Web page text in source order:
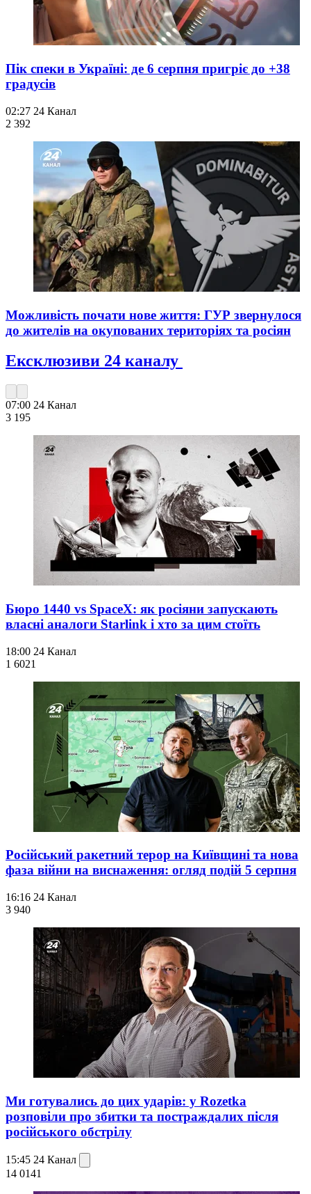
Пік спеки в Україні: де 6 серпня пригріє до +38
градусів
02:27 24 Канал
2 392
Можливість почати нове життя: ГУР звернулося
до жителів на окупованих територіях та росіян
Ексклюзиви 24 каналу
07:00 24 Канал
3 195
Бюро 1440 vs SpaceX: як росіяни запускають
власні аналоги Starlink і хто за цим стоїть
18:00 24 Канал
1 6021
Російський ракетний терор на Київщині та нова
фаза війни на виснаження: огляд подій 5 серпня
16:16 24 Канал
3 940
Ми готувались до цих ударів: у Rozetka
розповіли про збитки та постраждалих після
російського обстрілу
15:45 24 Канал
14 0141